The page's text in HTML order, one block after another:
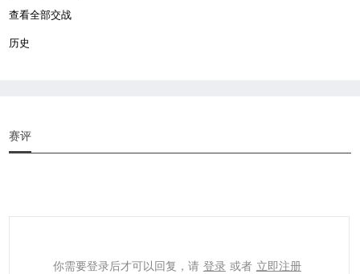
查看全部交战
历史
赛评
你需要登录后才可以回复，请 登录 或者 立即注册